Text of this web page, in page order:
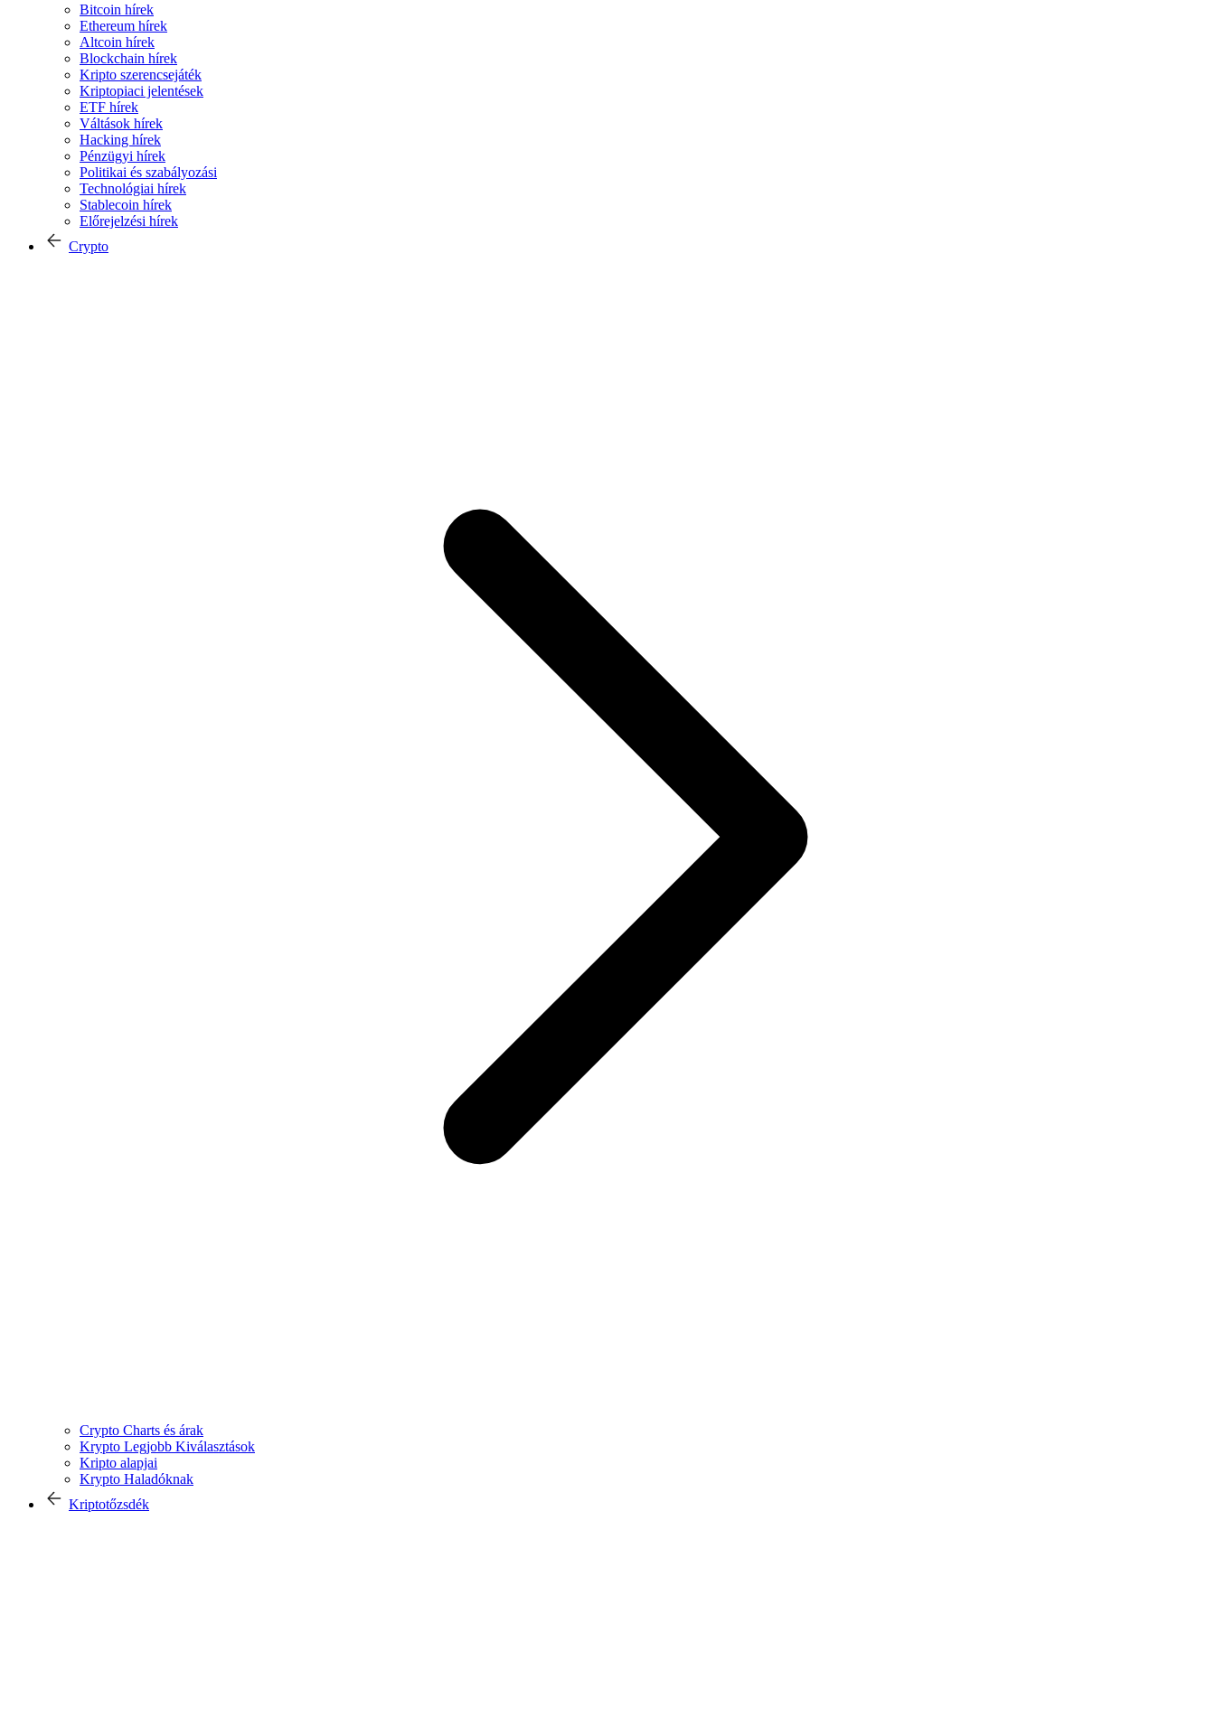
Bitcoin hírek
Ethereum hírek
Altcoin hírek
Blockchain hírek
Kripto szerencsejáték
Kriptopiaci jelentések
ETF hírek
Váltások hírek
Hacking hírek
Pénzügyi hírek
Politikai és szabályozási
Technológiai hírek
Stablecoin hírek
Előrejelzési hírek
Crypto
Crypto Charts és árak
Krypto Legjobb Kiválasztások
Kripto alapjai
Krypto Haladóknak
Kriptotőzsdék